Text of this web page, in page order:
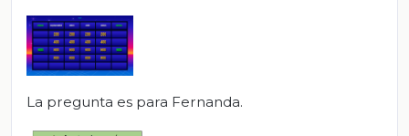
La pregunta es para Fernanda.